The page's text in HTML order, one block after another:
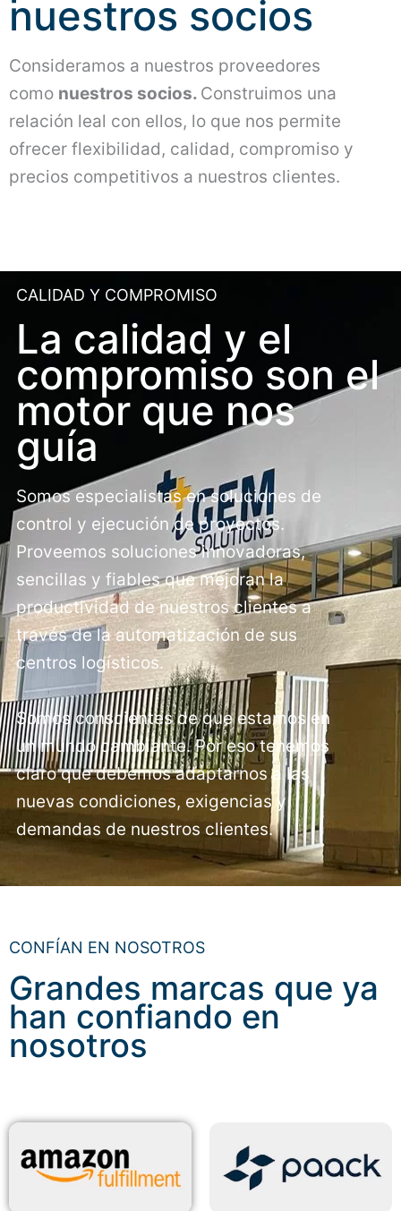
nuestros socios
Consideramos a nuestros proveedores
como nuestros socios. Construimos una
relación leal con ellos, lo que nos permite
ofrecer flexibilidad, calidad, compromiso y
precios competitivos a nuestros clientes.
CALIDAD Y COMPROMISO
La calidad y el
compromiso son el
motor que nos
guía
Somos especialistas en soluciones de
control y ejecución de proyectos.
Proveemos soluciones innovadoras,
sencillas y fiables que mejoran la
productividad de nuestros clientes a
través de la automatización de sus
centros logísticos.
Somos conscientes de que estamos en
un mundo cambiante. Por eso tenemos
claro que debemos adaptarnos a las
nuevas condiciones, exigencias y
demandas de nuestros clientes.
CONFÍAN EN NOSOTROS
Grandes marcas que ya
han confiando en
nosotros